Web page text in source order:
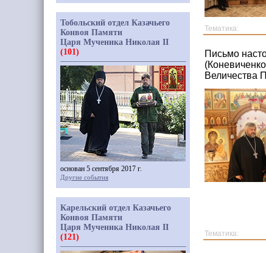
Тематика:
Письмо
Величества
Тематика:
Тобольский отдел Казачьего
Конвоя Памяти
Царя Мученика Николая II
(101)
основан 5 сентября 2017 г.
Другие события
Карельский отдел Казачьего
Конвоя Памяти
Царя Мученика Николая II
(121)